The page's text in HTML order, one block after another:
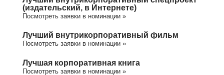
(издательский, в Интернете)
Посмотреть заявки в номинации »
Лучший внутрикорпоративный фильм
Посмотреть заявки в номинации »
Лучшая корпоративная книга
Посмотреть заявки в номинации »